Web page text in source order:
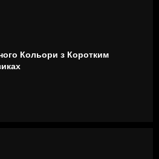
Кольори з Коротким